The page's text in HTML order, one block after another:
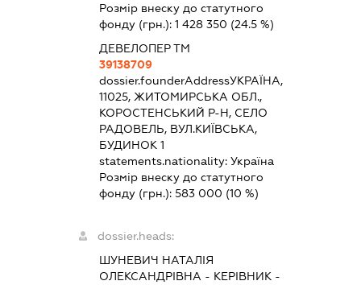
Розмір внеску до статутного
фонду (грн.):1 428 350 (24.5 %)
ДЕВЕЛОПЕР ТМ
39138709
dossier.founderAddressУКРАЇНА,
11025, ЖИТОМИРСЬКА ОБЛ.,
КОРОСТЕНСЬКИЙ Р-Н, СЕЛО
РАДОВЕЛЬ, ВУЛ.КИЇВСЬКА,
БУДИНОК 1
statements.nationality:Україна
Розмір внеску до статутного
фонду (грн.):583 000 (10 %)
dossier.heads:
ШУНЕВИЧ НАТАЛІЯ
ОЛЕКСАНДРІВНА - КЕРІВНИК -